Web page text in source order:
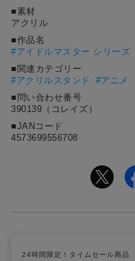
■素材
アクリル
■作品名
#アイドルマスター シリーズ
■関連カテゴリー
#アクリルスタンド
#アニメ
■問い合わせ番号
390139（コレイズ）
■JANコード
4573699556708
24時間限定！タイムセール商品